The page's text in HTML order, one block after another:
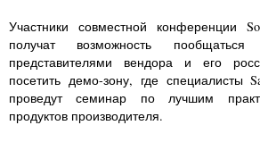
Участники совместной конференции
получат возможность
представителями вендора и его
посетить демо-зону, где специалисты
проведут семинар по лучшим
продуктов производителя.